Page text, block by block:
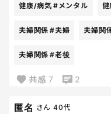
しかも今でさえお金
から話をしたいと思
こんな状態だから老
配だし。
健康/病気 #メンタル
夫婦関係 #夫婦 夫婦関
夫婦関係 #老後
共感 7 2
匿名 さん 40代